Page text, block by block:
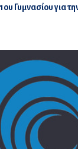
Γυμνασίου για